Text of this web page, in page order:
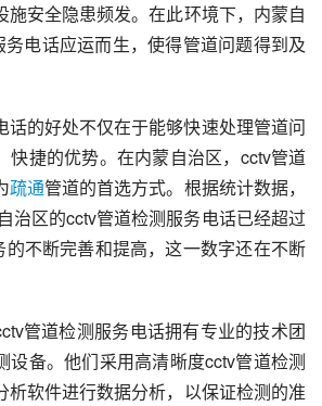
施安全隐患频发。在此环境下，内蒙自
电话应运而生，使得管道问题得到及
话的好处不仅在于能够快速处理管道问
快捷的优势。在内蒙自治区，cctv管道
疏通管道的首选方式。根据统计数据，
治区的cctv管道检测服务电话已经超过
不断完善和提高，这一数字还在不断
管道检测服务电话拥有专业的技术团
设备。他们采用高清晰度cctv管道检测
析软件进行数据分析，以保证检测的准